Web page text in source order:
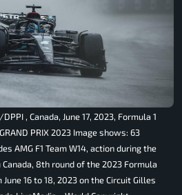
, Canada, June 17, 2023, Formula 1
PRIX 2023 Image shows: 63
AMG F1 Team W14, action during the
8th round of the 2023 Formula
16 to 18, 2023 on the Circuit Gilles